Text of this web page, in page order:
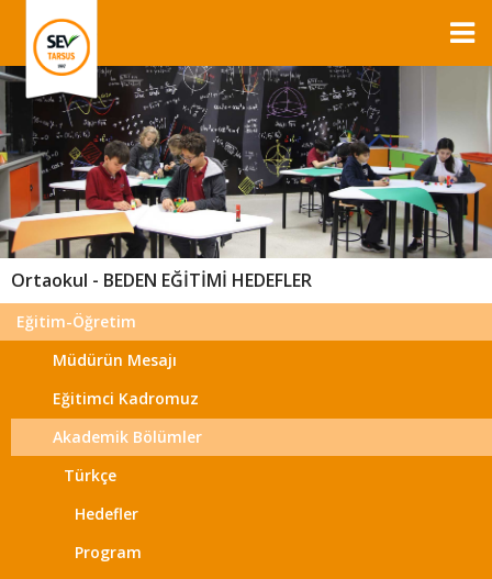
Ortaokul - BEDEN EĞİTİMİ HEDEFLER
Eğitim-Öğretim
Müdürün Mesajı
Eğitimci Kadromuz
Akademik Bölümler
Türkçe
Hedefler
Program